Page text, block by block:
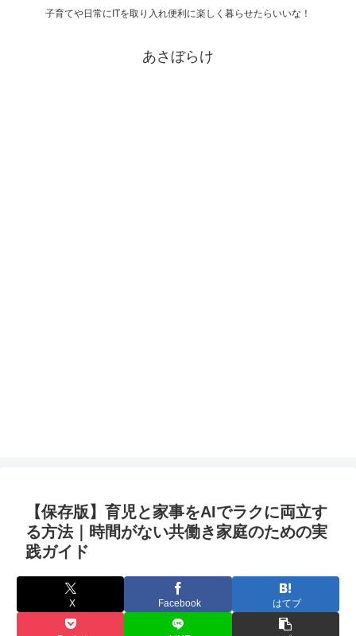
子育てや日常にITを取り入れ便利に楽しく暮らせたらいいな！
あさぼらけ
【保存版】育児と家事をAIでラクに両立す
る方法｜時間がない共働き家庭のための実
践ガイド
X Facebook はてブ